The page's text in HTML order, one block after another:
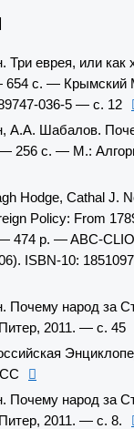
еврея, или как
с. — Крымский
036-5 — с. 12
А.А. Шабалов.
— 256 с. — М.:
Hodge, Cathal J.
Policy: From
474 p. — ABC-
ISBN-10:
Почему народ за
2011. — с. 45
Почему народ за
2011. — с. 8.